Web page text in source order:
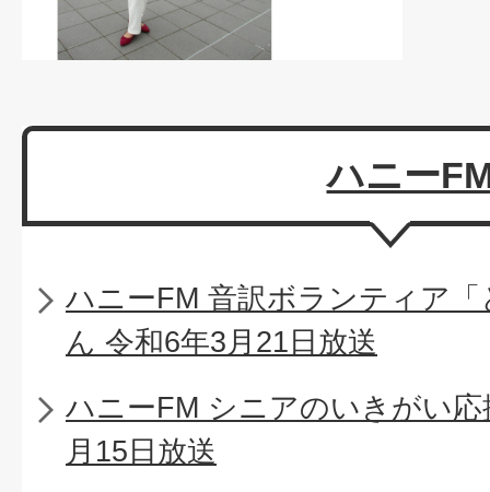
ハニー
ハニーFM 音訳ボランティア
ん 令和6年3月21日放送
ハニーFM シニアのいきがい
月15日放送